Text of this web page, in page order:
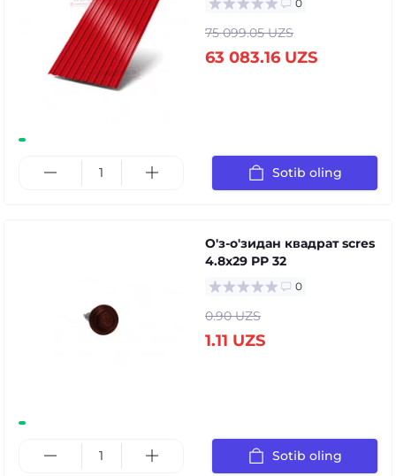
0
75 099.05 UZS
63 083.16 UZS
Sotib oling
О'з-о'зидан квадрат scres
4.8x29 РР 32
0
0.90 UZS
1.11 UZS
Sotib oling